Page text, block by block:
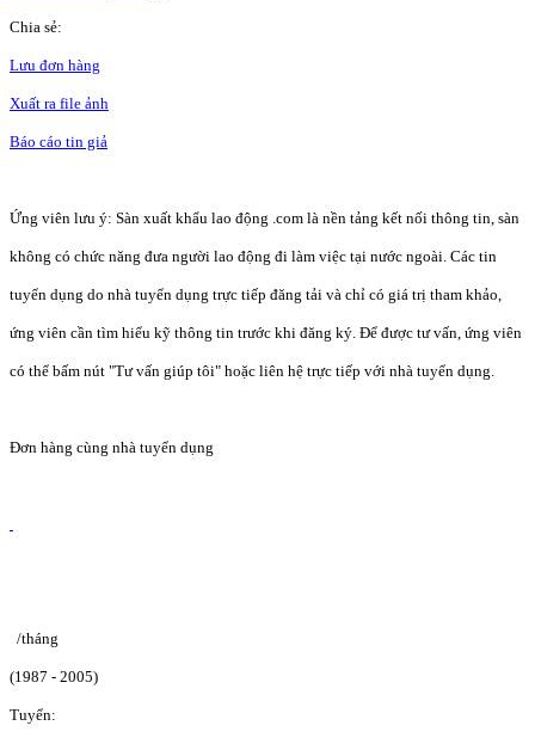
Chia sẻ:
Lưu đơn hàng
Xuất ra file ảnh
Báo cáo tin giả
Ứng viên lưu ý: Sàn xuất khẩu lao động .com là nền tảng kết nối thông tin, sàn
không có chức năng đưa người lao động đi làm việc tại nước ngoài. Các tin
tuyển dụng do nhà tuyển dụng trực tiếp đăng tải và chỉ có giá trị tham khảo,
ứng viên cần tìm hiểu kỹ thông tin trước khi đăng ký. Để được tư vấn, ứng viên
có thể bấm nút "Tư vấn giúp tôi" hoặc liên hệ trực tiếp với nhà tuyển dụng.
Đơn hàng cùng nhà tuyển dụng
/tháng
(1987 - 2005)
Tuyển: